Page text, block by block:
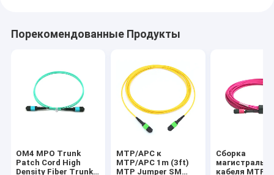
Порекомендованные Продукты
OM4 MPO Trunk
Patch Cord High
Density Fiber Trunk
MTP/APC к
MTP/APC 1m (3ft)
MTP Jumper SM
Сборка
кабеля MTP